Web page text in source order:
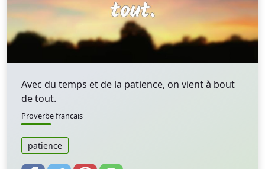
Avec du temps et de la patience, on vient à bout
de tout.
Proverbe francais
patience